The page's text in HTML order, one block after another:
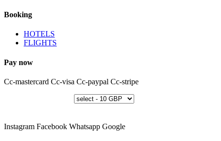
Booking
HOTELS
FLIGHTS
Pay now
Cc-mastercard Cc-visa Cc-paypal Cc-stripe
Instagram Facebook Whatsapp Google